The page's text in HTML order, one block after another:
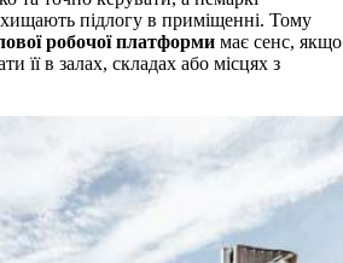
підлогу в приміщенні. Тому
робочої платформи має сенс, якщо
її в залах, складах або місцях з